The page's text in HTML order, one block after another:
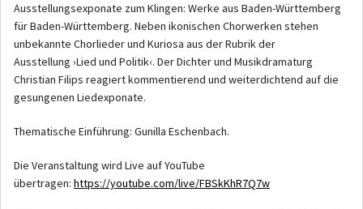
Ausstellungsexponate zum Klingen: Werke aus Baden-Württemberg
für Baden-Württemberg. Neben ikonischen Chorwerken stehen
unbekannte Chorlieder und Kuriosa aus der Rubrik der
Ausstellung ›Lied und Politik‹. Der Dichter und Musikdramaturg
Christian Filips reagiert kommentierend und weiterdichtend auf die
gesungenen Liedexponate.
Thematische Einführung: Gunilla Eschenbach.
Die Veranstaltung wird Live auf YouTube
übertragen: https://youtube.com/live/FBSkKhR7Q7w